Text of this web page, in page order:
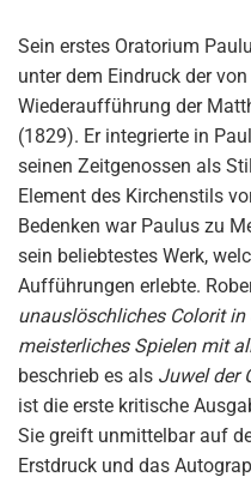
Sein erstes Oratorium
unter dem Eindruck der
Wiederaufführung der
(1829). Er integrierte in
seinen Zeitgenossen als
Element des Kirchenstils
Bedenken war Paulus zu
sein beliebtestes Werk,
Aufführungen erlebte.
unauslöschliches Colorit
meisterliches Spielen mit
beschrieb es als Juwel der
ist die erste kritische
Sie greift unmittelbar auf
Erstdruck und das